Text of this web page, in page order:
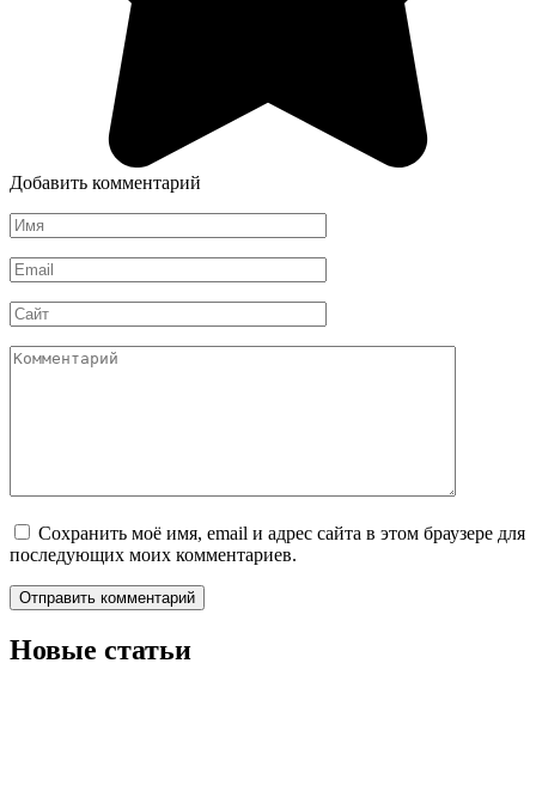
Добавить комментарий
Имя
*
Email
*
Сайт
Комментарий
Сохранить моё имя, email и адрес сайта в этом браузере для
последующих моих комментариев.
Новые статьи